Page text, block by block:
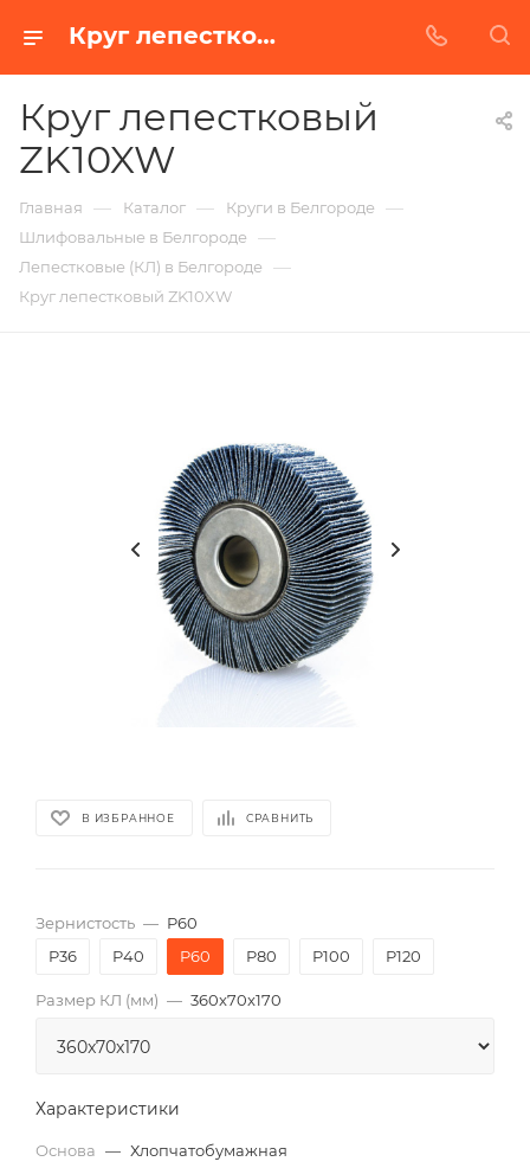
Круг лепестковый ZK10XW в Белгороде | Купить по недорогой цене от Абразивного Завода
Круг лепестковый
ZK10XW
Главная — Каталог — Круги в Белгороде —
Шлифовальные в Белгороде —
Лепестковые (КЛ) в Белгороде —
Круг лепестковый ZK10XW
В ИЗБРАННОЕ СРАВНИТЬ
Зернистость — P60
P36
P40 P60 P80 P100 P120
Размер КЛ (мм) — 360x70x170
Характеристики
Основа — Хлопчатобумажная